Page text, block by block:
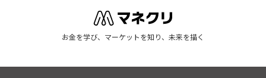
お金を学び、マーケットを知り、未来を描く